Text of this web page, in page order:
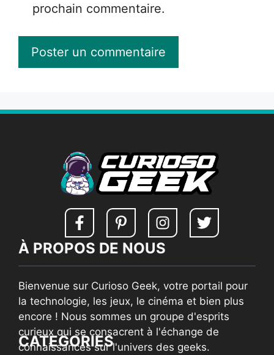
prochain commentaire.
À PROPOS DE NOUS
Bienvenue sur Curioso Geek, votre portail pour
la technologie, les jeux, le cinéma et bien plus
encore ! Nous sommes un groupe d'esprits
curieux qui se consacrent à l'échange de
connaissances sur l'univers des geeks.
CATEGORIES